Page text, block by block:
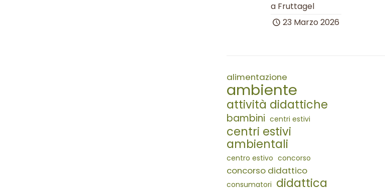
a Fruttagel
23 Marzo 2026
alimentazione
ambiente
attività didattiche
bambini centri estivi
centri estivi
ambientali
centro estivo concorso
concorso didattico
consumatori didattica